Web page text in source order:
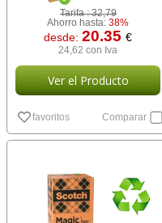
Tarifa :32,79
Ahorro hasta:38%
desde:20.35€
24,62 con Iva
Ver el Producto
favoritos Comparar